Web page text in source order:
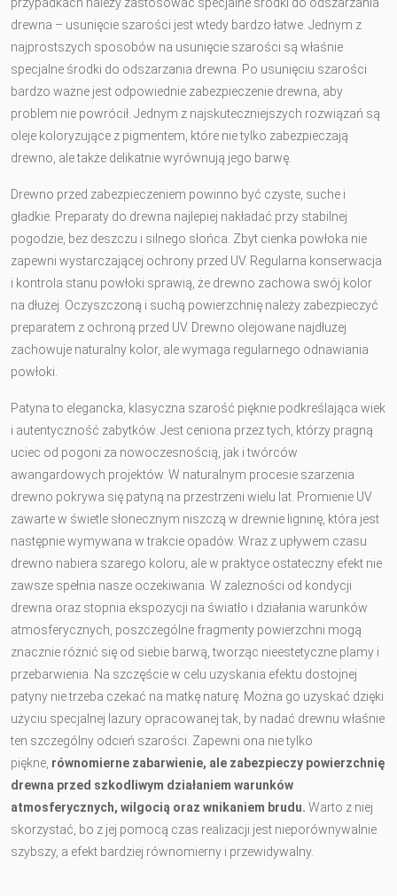
drewna – usunięcie szarości jest wtedy bardzo łatwe. Jednym z
najprostszych sposobów na usunięcie szarości są właśnie
specjalne środki do odszarzania drewna. Po usunięciu szarości
bardzo ważne jest odpowiednie zabezpieczenie drewna, aby
problem nie powrócił. Jednym z najskuteczniejszych rozwiązań są
oleje koloryzujące z pigmentem, które nie tylko zabezpieczają
drewno, ale także delikatnie wyrównują jego barwę.
Drewno przed zabezpieczeniem powinno być czyste, suche i
gładkie. Preparaty do drewna najlepiej nakładać przy stabilnej
pogodzie, bez deszczu i silnego słońca. Zbyt cienka powłoka nie
zapewni wystarczającej ochrony przed UV. Regularna konserwacja
i kontrola stanu powłoki sprawią, że drewno zachowa swój kolor
na dłużej. Oczyszczoną i suchą powierzchnię należy zabezpieczyć
preparatem z ochroną przed UV. Drewno olejowane najdłużej
zachowuje naturalny kolor, ale wymaga regularnego odnawiania
powłoki.
Patyna to elegancka, klasyczna szarość pięknie podkreślająca wiek
i autentyczność zabytków. Jest ceniona przez tych, którzy pragną
uciec od pogoni za nowoczesnością, jak i twórców
awangardowych projektów. W naturalnym procesie szarzenia
drewno pokrywa się patyną na przestrzeni wielu lat. Promienie UV
zawarte w świetle słonecznym niszczą w drewnie ligninę, która jest
następnie wymywana w trakcie opadów. Wraz z upływem czasu
drewno nabiera szarego koloru, ale w praktyce ostateczny efekt nie
zawsze spełnia nasze oczekiwania. W zależności od kondycji
drewna oraz stopnia ekspozycji na światło i działania warunków
atmosferycznych, poszczególne fragmenty powierzchni mogą
znacznie różnić się od siebie barwą, tworząc nieestetyczne plamy i
przebarwienia. Na szczęście w celu uzyskania efektu dostojnej
patyny nie trzeba czekać na matkę naturę. Można go uzyskać dzięki
użyciu specjalnej lazury opracowanej tak, by nadać drewnu właśnie
ten szczególny odcień szarości. Zapewni ona nie tylko
piękne, równomierne zabarwienie, ale zabezpieczy powierzchnię
drewna przed szkodliwym działaniem warunków
atmosferycznych, wilgocią oraz wnikaniem brudu. Warto z niej
skorzystać, bo z jej pomocą czas realizacji jest nieporównywalnie
szybszy, a efekt bardziej równomierny i przewidywalny.